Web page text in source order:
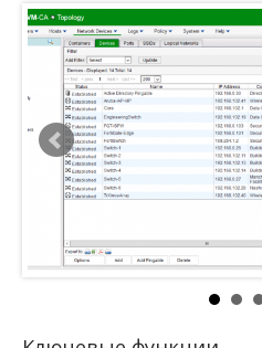
пользователя и конкретного
FortiNAC обеспечит
архитектуру безопасности,
«нулевого доверия» (Zero
функциональностью системы
потенциальных точек входа
FortiNAC идентифицирует и
сети компьютеры, мобильные